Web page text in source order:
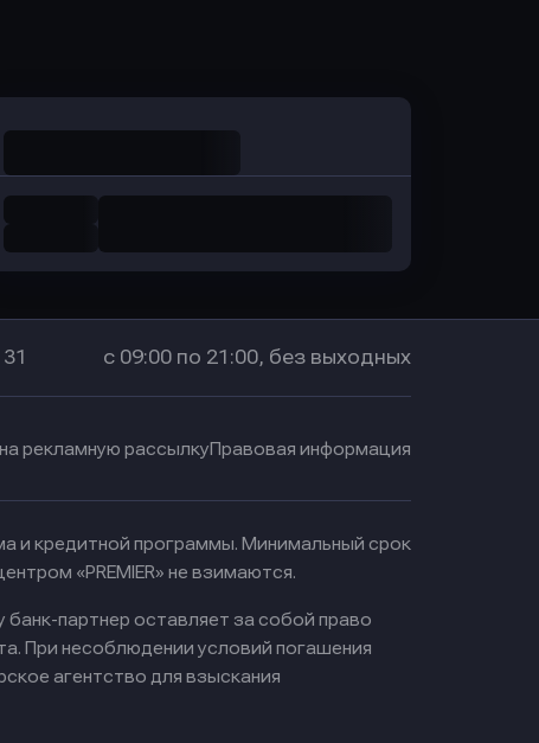
с 09:00 по 21:00, без выходных
рекламную рассылкуПравовая информация
и кредитной программы. Минимальный срок
«PREMIER» не взимаются.
партнер оставляет за собой право
При несоблюдении условий погашения
агентство для взыскания